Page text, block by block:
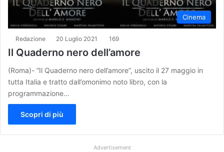
Cinema
Redazione 20 Luglio 2021 169
Il Quaderno nero dell’amore
(Roma)- “Il Quaderno nero dell’amore”, uscito il 27 maggio in
tutta Italia e tratto dall’omonimo noto libro, con la
programmazione…
Scopri di più
Advertisement